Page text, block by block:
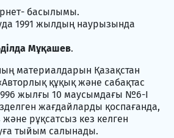
басылымы.
1991 жылдың наурызында
Мұқашев.
материалдарын Қазақстан
құқық және сабақтас
жылғы 10 маусымдағы №6-I
жағдайларды қоспағанда,
және рұқсатсыз кез келген
тыйым салынады.